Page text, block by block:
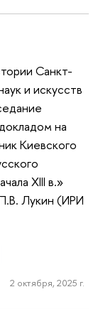
Санкт-
и искусств
на
Киевского
XIII в.»
Лукин (ИРИ
2 октября, 2025 г.